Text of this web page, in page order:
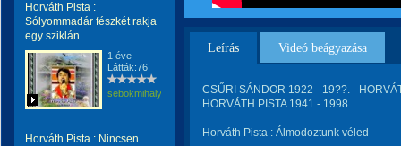
Horváth Pista :
Sólyommadár fészkét rakja
egy sziklán
1 éve
Látták:76
sebokmihaly1961
Horváth Pista : Nincsen
Leírás Videó beágyazása
CSŰRI SÁNDOR 1922 - 19??. -
HORVÁTH PISTA 1941 - 1998 ..
Horváth Pista : Álmodoztunk véled